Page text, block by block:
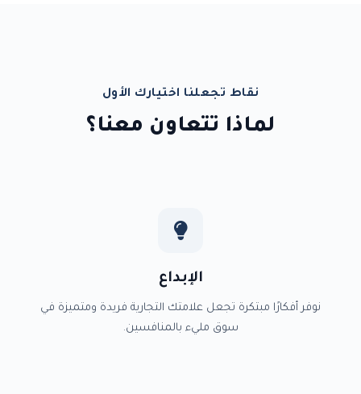
نقاط تجعلنا اختيارك الأول
لماذا تتعاون معنا؟
الإبداع
نوفر أفكارًا مبتكرة تجعل علامتك التجارية فريدة ومتميزة في
سوق مليء بالمنافسين.